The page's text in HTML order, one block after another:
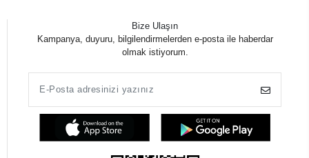
Bize Ulaşın
Kampanya, duyuru, bilgilendirmelerden e-posta ile haberdar
olmak istiyorum.